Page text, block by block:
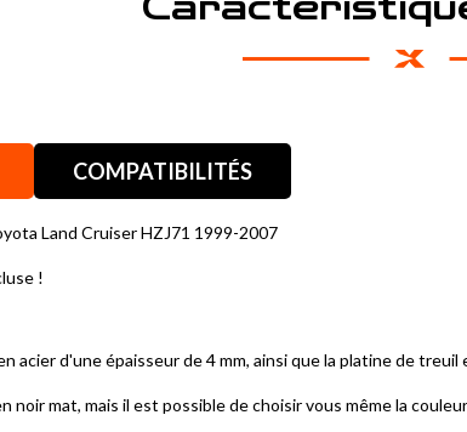
COMPATIBILITÉS
Land Cruiser HZJ71 1999-2007
!
acier d'une épaisseur de 4 mm, ainsi que la platine de
noir mat, mais il est possible de choisir vous même la